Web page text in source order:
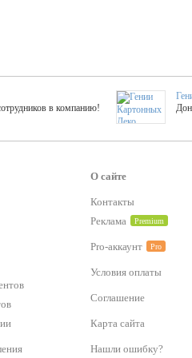
в компанию!
Букинг компания №1
Оперативная
в 15%
Хотите весело?
О сайте
Контакты
Реклама
Premium
Pro-аккаунт Pro
Условия оплаты
Соглашение
Карта сайта
Нашли ошибку?